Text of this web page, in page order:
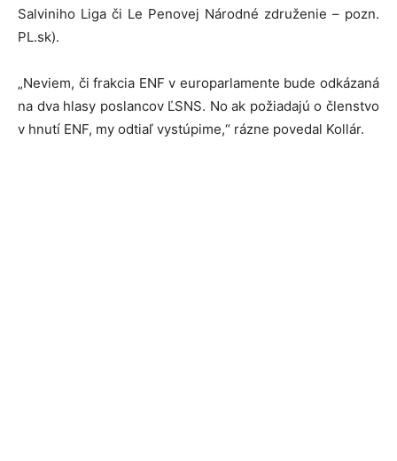
Salviniho Liga či Le Penovej Národné združenie – pozn.
PL.sk).
„Neviem, či frakcia ENF v europarlamente bude odkázaná
na dva hlasy poslancov ĽSNS. No ak požiadajú o členstvo
v hnutí ENF, my odtiaľ vystúpime,“ rázne povedal Kollár.